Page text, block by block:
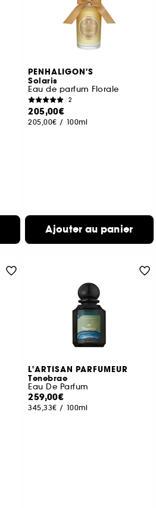
PENHALIGON'S
Solaris
Eau de parfum Florale
2
205,00€
205,00€ / 100ml
Ajouter au panier
L'ARTISAN PARFUMEUR
Tenebrae
Eau De Parfum
259,00€
345,33€ / 100ml